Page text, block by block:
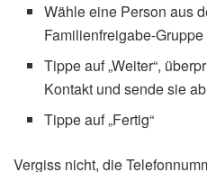
Wähle eine Person aus
Familienfreigabe-Gruppe
Tippe auf „Weiter“,
Kontakt und sende sie ab
Tippe auf „Fertig“
Vergiss nicht, die